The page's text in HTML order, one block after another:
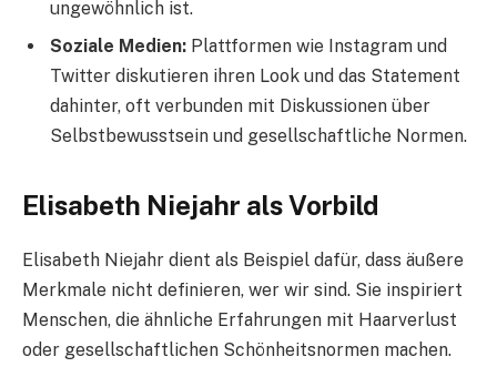
ungewöhnlich ist.
Soziale Medien: Plattformen wie Instagram und
Twitter diskutieren ihren Look und das Statement
dahinter, oft verbunden mit Diskussionen über
Selbstbewusstsein und gesellschaftliche Normen.
Elisabeth Niejahr als Vorbild
Elisabeth Niejahr dient als Beispiel dafür, dass äußere
Merkmale nicht definieren, wer wir sind. Sie inspiriert
Menschen, die ähnliche Erfahrungen mit Haarverlust
oder gesellschaftlichen Schönheitsnormen machen.